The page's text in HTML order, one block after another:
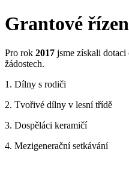
Grantové
Pro rok 2017 jsme získali
žádostech.
1. Dílny s rodiči
2. Tvořivé dílny v lesní třídě
3. Dospěláci keramičí
4. Mezigenerační setkávání